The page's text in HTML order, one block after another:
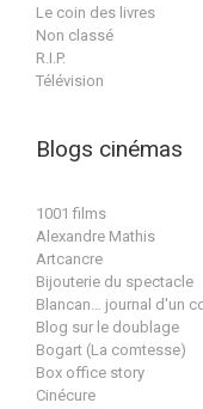
Le coin des livres
Non classé
R.I.P.
Télévision
Blogs cinémas
1001 films
Alexandre Mathis
Artcancre
Bijouterie du spectacle
Blancan… journal d'un
Blog sur le doublage
Bogart (La comtesse)
Box office story
Cinécure